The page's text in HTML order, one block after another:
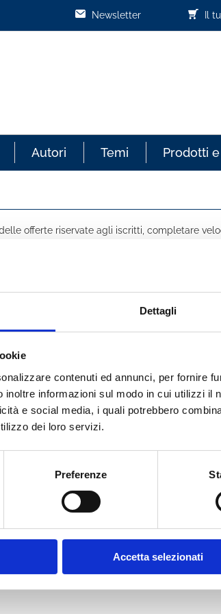
Dettagli
contenuti ed annunci, per fornire
inoltre informazioni sul modo in cui utilizzi il
e social media, i quali potrebbero
dei loro servizi.
Preferenze
Accetta selezionati
Il
Newsletter
Autori Temi Prodotti
offerte riservate agli iscritti, completare
COGNOME